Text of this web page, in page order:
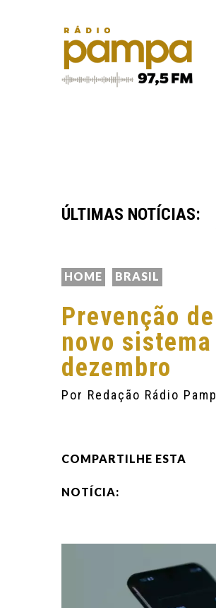
ÚLTIMAS NOTÍCIAS:
AVAL PARA TRABALHAR NO PT
HOME BRASIL
Prevenção
novo
dezembro
Por Redação Rádio
COMPARTILHE ESTA
NOTÍCIA: